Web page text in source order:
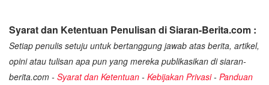
Syarat dan Ketentuan Penulisan di Siaran-Berita.com :
Setiap penulis setuju untuk bertanggung jawab atas berita, artikel,
opini atau tulisan apa pun yang mereka publikasikan di siaran-
berita.com - Syarat dan Ketentuan - Kebijakan Privasi- Panduan